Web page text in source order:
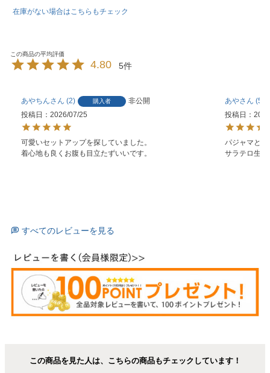
在庫がない場合はこちらもチェック
4.80 5
あやちん 2 購入者
非公開
投稿日
2026/07/25
可愛いセットアップを探していました。
着心地も良くお腹も目立たずいいです。
あや
52
投稿日
パジャマと
サラテロ生
すべてのレビューを見る
この商品を見た人は、こちらの商品もチェックしています！